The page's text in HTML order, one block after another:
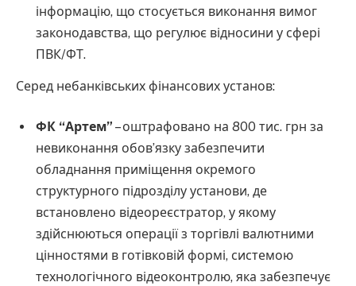
інформацію, що стосується виконання вимог
законодавства, що регулює відносини у сфері
ПВК/ФТ.
Серед небанківських фінансових установ:
ФК “Артем” – оштрафовано на 800 тис. грн за
невиконання обов’язку забезпечити
обладнання приміщення окремого
структурного підрозділу установи, де
встановлено відеореєстратор, у якому
здійснюються операції з торгівлі валютними
цінностями в готівковій формі, системою
технологічного відеоконтролю, яка забезпечує